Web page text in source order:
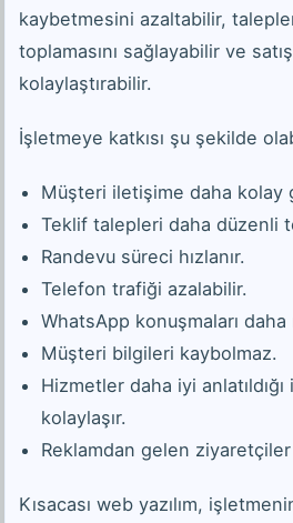
kaybetmesini azaltabilir,
toplamasını sağlayabilir ve
kolaylaştırabilir.
İşletmeye katkısı şu şekilde
Müşteri iletişime daha kolay
Teklif talepleri daha düzenli
Randevu süreci hızlanır.
Telefon trafiği azalabilir.
WhatsApp konuşmaları
Müşteri bilgileri kaybolmaz.
Hizmetler daha iyi
kolaylaşır.
Reklamdan gelen
Kısacası web yazılım,